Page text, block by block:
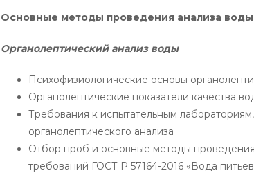
Основные методы проведения анализа воды
Органолептический анализ воды
Психофизиологические основы
Органолептические показатели качества
Требования к испытательным
органолептического анализа
Отбор проб и основные методы
требований ГОСТ Р 57164-2016 «Вода